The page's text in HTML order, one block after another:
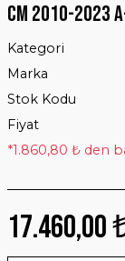
Cm 2010-2023
Kategori
Marka
Stok Kodu
Fiyat
*1.860,80 ₺ den
17.460,00